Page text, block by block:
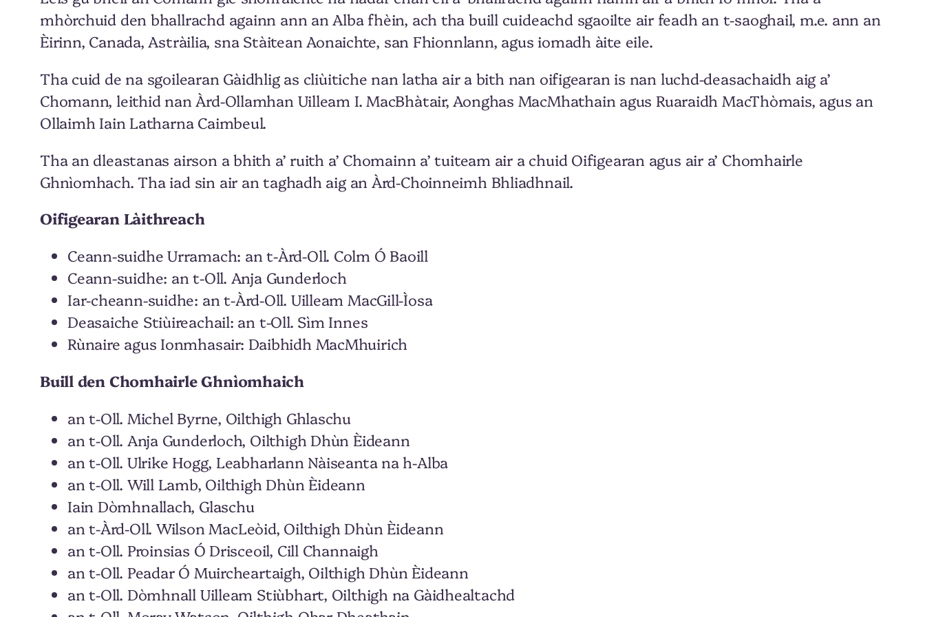
mhòrchuid den bhallrachd againn ann an Alba fhèin, ach tha buill cuideachd sgaoilte air feadh an t-saoghail, m.e. ann an
Èirinn, Canada, Astràilia, sna Stàitean Aonaichte, san Fhionnlann, agus iomadh àite eile.
Tha cuid de na sgoilearan Gàidhlig as cliùitiche nan latha air a bith nan oifigearan is nan luchd-deasachaidh aig a’
Chomann, leithid nan Àrd-Ollamhan Uilleam I. MacBhàtair, Aonghas MacMhathain agus Ruaraidh MacThòmais, agus an
Ollaimh Iain Latharna Caimbeul.
Tha an dleastanas airson a bhith a’ ruith a’ Chomainn a’ tuiteam air a chuid Oifigearan agus air a’ Chomhairle
Ghnìomhach. Tha iad sin air an taghadh aig an Àrd-Choinneimh Bhliadhnail.
Oifigearan Làithreach
Ceann-suidhe Urramach: an t-Àrd-Oll. Colm Ó Baoill
Ceann-suidhe: an t-Oll. Anja Gunderloch
Iar-cheann-suidhe: an t-Àrd-Oll. Uilleam MacGill-Ìosa
Deasaiche Stiùireachail: an t-Oll. Sìm Innes
Rùnaire agus Ionmhasair: Daibhidh MacMhuirich
Buill den Chomhairle Ghnìomhaich
an t-Oll. Michel Byrne, Oilthigh Ghlaschu
an t-Oll. Anja Gunderloch, Oilthigh Dhùn Èideann
an t-Oll. Ulrike Hogg, Leabharlann Nàiseanta na h-Alba
an t-Oll. Will Lamb, Oilthigh Dhùn Èideann
Iain Dòmhnallach, Glaschu
an t-Àrd-Oll. Wilson MacLeòid, Oilthigh Dhùn Èideann
an t-Oll. Proinsias Ó Drisceoil, Cill Channaigh
an t-Oll. Peadar Ó Muircheartaigh, Oilthigh Dhùn Èideann
an t-Oll. Dòmhnall Uilleam Stiùbhart, Oilthigh na Gàidhealtachd